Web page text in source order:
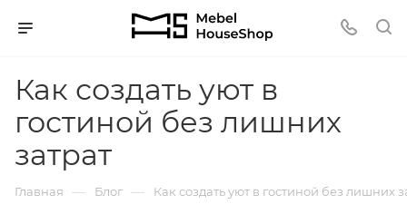
Как создать уют в
гостиной без лишних
затрат
Главная — Блог — Как создать уют в гостиной без лишних